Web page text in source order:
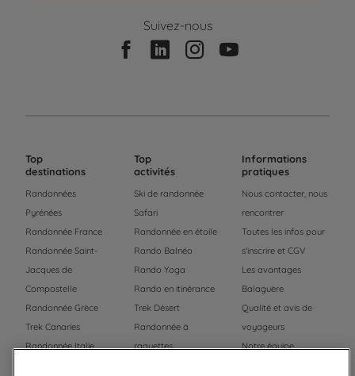
Suivez-nous
Top
destinations
Randonnées
Pyrénées
Randonnée France
Randonnée Saint-
Jacques de
Compostelle
Randonnée Grèce
Trek Canaries
Randonnée Italie
Top
activités
Ski de randonnée
Safari
Randonnée en étoile
Rando Balnéo
Rando Yoga
Rando en itinérance
Trek Désert
Randonnée à
raquettes
Informations
pratiques
Nous contacter, nous
rencontrer
Toutes les infos pour
s'inscrire et CGV
Les avantages
Balaguère
Qualité et avis de
voyageurs
Notre équipe